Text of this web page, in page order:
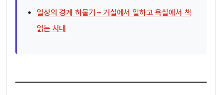
일상의 경계 허물기 – 거실에서 일하고 욕실에서 책
읽는 시대